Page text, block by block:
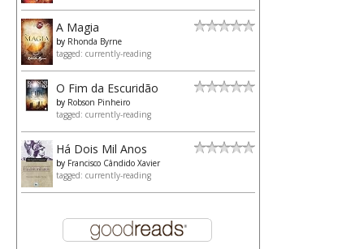
A Magia
by Rhonda Byrne
tagged: currently-reading
O Fim da Escuridão
by Robson Pinheiro
tagged: currently-reading
Há Dois Mil Anos
by Francisco Cândido Xavier
tagged: currently-reading